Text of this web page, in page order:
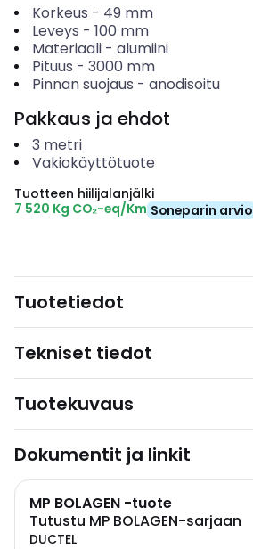
Korkeus - 49 mm
Leveys - 100 mm
Materiaali- alumiini
Pituus - 3000 mm
Pinnan suojaus - anodisoitu
Pakkaus ja ehdot
3 metri
Vakiokäyttötuote
Tuotteen hiilijalanjälki
7 520 Kg CO₂-eq/Km Soneparin arvio
Tuotetiedot
Tekniset tiedot
Tuotekuvaus
Dokumentit ja linkit
MP BOLAGEN -tuote
Tutustu MP BOLAGEN-sarjaan
DUCTEL